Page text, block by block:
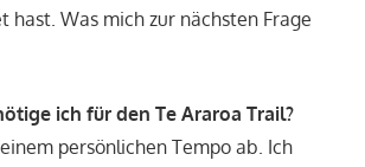
hast. Was mich zur nächsten Frage
ich für den Te Araroa Trail?
persönlichen Tempo ab. Ich